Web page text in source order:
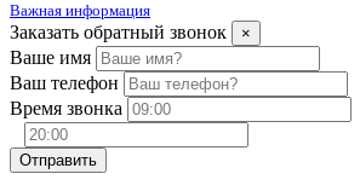
Важная информация
Заказать обратный звонок ×
Ваше имя
Ваш телефон
Время звонка